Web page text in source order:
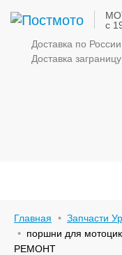
с
Доставка по России
Доставка заграницу
Главная
Запчасти
поршни для
РЕМОНТ